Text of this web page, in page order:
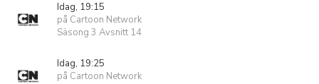
Idag, 19:15
på Cartoon Network
Säsong 3 Avsnitt 14
Idag, 19:25
på Cartoon Network